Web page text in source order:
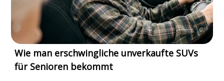
Wie man erschwingliche unverkaufte SUVs
für Senioren bekommt